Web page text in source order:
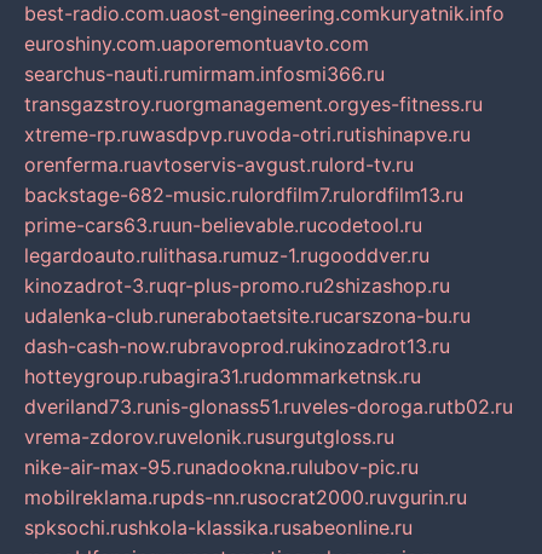
best-radio.com.uaost-engineering.comkuryatnik.info
euroshiny.com.uaporemontuavto.com
searchus-nauti.rumirmam.infosmi366.ru
transgazstroy.ruorgmanagement.orgyes-fitness.ru
xtreme-rp.ruwasdpvp.ruvoda-otri.rutishinapve.ru
orenferma.ruavtoservis-avgust.rulord-tv.ru
backstage-682-music.rulordfilm7.rulordfilm13.ru
prime-cars63.ruun-believable.rucodetool.ru
legardoauto.rulithasa.rumuz-1.rugooddver.ru
kinozadrot-3.ruqr-plus-promo.ru2shizashop.ru
udalenka-club.runerabotaetsite.rucarszona-bu.ru
dash-cash-now.rubravoprod.rukinozadrot13.ru
hotteygroup.rubagira31.rudommarketnsk.ru
dveriland73.runis-glonass51.ruveles-doroga.rutb02.ru
vrema-zdorov.ruvelonik.rusurgutgloss.ru
nike-air-max-95.runadookna.rulubov-pic.ru
mobilreklama.rupds-nn.rusocrat2000.ruvgurin.ru
spksochi.rushkola-klassika.rusabeonline.ru